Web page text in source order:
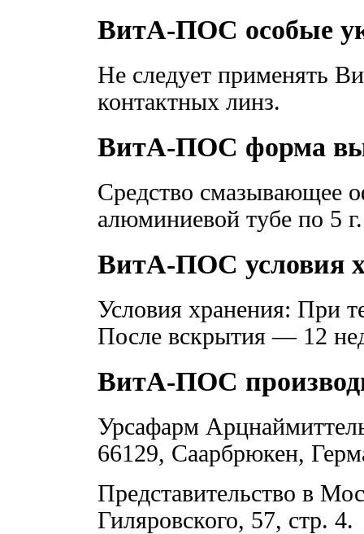
ВитА-ПОС особые
Не следует применять
контактных линз.
ВитА-ПОС форма
Средство смазывающее
алюминиевой тубе по 5
ВитА-ПОС условия
Условия хранения: При
После вскрытия — 12
ВитА-ПОС
Урсафарм
66129, Саарбрюкен,
Представительство в
Гиляровского, 57, стр. 4.